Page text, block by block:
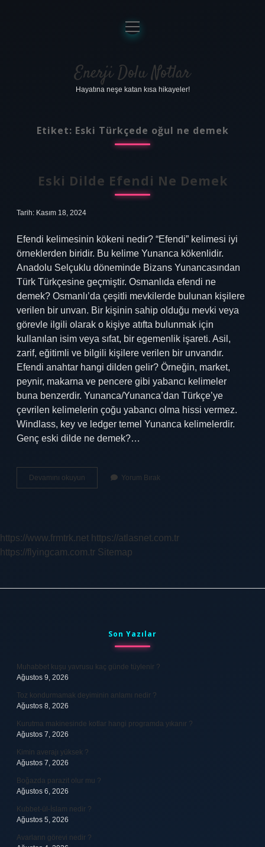
Anasayfa
Gizlilik Politikası
Yasal Uyarı
menüyü
aç
Enerji Dolu Notlar
Hayatına neşe katan kısa hikayeler!
Etiket: Eski Türkçede oğul ne demek
Eski Dilde Efendi Ne Demek
Tarih: Kasım 18, 2024
Efendi kelimesinin kökeni nedir? “Efendi” kelimesi iyi
örneklerden biridir. Bu kelime Yunanca kökenlidir.
Anadolu Selçuklu döneminde Bizans Yunancasından
Türk Türkçesine geçmiştir. Osmanlıda efendi ne
demek? Osmanlı’da çeşitli mevkilerde bulunan kişilere
verilen bir unvan. Bir kişinin sahip olduğu mevki veya
görevle ilgili olarak o kişiye atıfta bulunmak için
kullanılan isim veya sıfat, bir egemenlik işareti. Asil,
zarif, eğitimli ve bilgili kişilere verilen bir unvandır.
Efendi anahtar hangi dilden gelir? Örneğin, market,
peynir, makarna ve pencere gibi yabancı kelimeler
buna benzerdir. Yunanca/Yunanca’dan Türkçe’ye
çevrilen kelimelerin çoğu yabancı olma hissi vermez.
Windlass, key ve ledger temel Yunanca kelimelerdir.
Genç eski dilde ne demek?…
Devamını okuyun
Dilde
Yorum Bırak
https://www.frmtrk.net https://atlasnet.com.tr
https://flyingcam.com.tr Sitemap
Son Yazılar
Muhabbet kuşu yavrusu kaç günde tüylenir ?
Ağustos 9, 2026
Toz kondurmamak deyiminin anlamı nedir ?
Ağustos 8, 2026
Kurutma makinesinde kotlar hangi programda yıkanır ?
Ağustos 7, 2026
Kimin averajı yüksek ?
Ağustos 7, 2026
Boğazda parazit olur mu ?
Ağustos 6, 2026
Kubbet-ül-İslam nedir ?
Ağustos 5, 2026
Avarların görevi nedir ?